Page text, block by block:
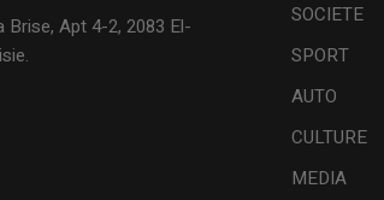
Brise, Apt 4-2, 2083 El-
SOCIETE
SPORT
AUTO
CULTURE
MEDIA